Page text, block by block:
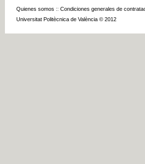
Quienes somos :: Condiciones generales de
Universitat Politècnica de València © 2012